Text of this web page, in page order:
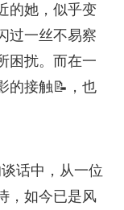
的她，似乎变
过一丝不易察
困扰。而在一
的接触📝，也
话中，从一位
，如今已是风